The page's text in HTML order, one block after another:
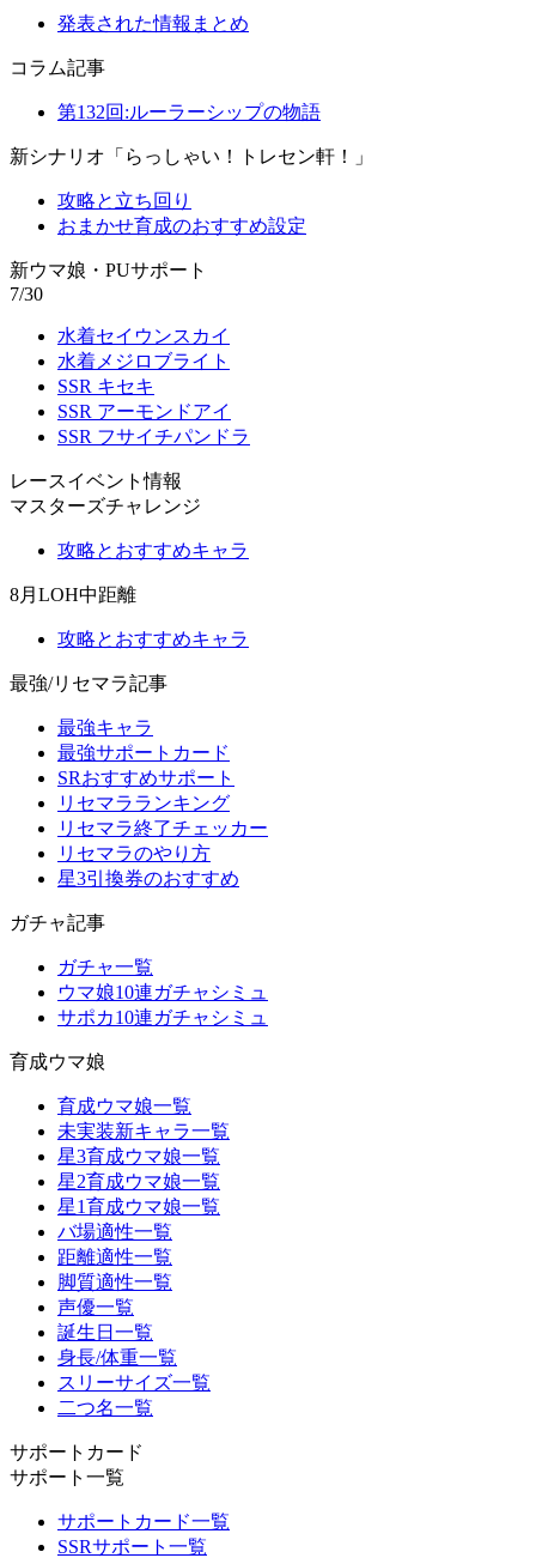
発表された情報まとめ
コラム記事
第132回:ルーラーシップの物語
新シナリオ「らっしゃい！トレセン軒！」
攻略と立ち回り
おまかせ育成のおすすめ設定
新ウマ娘・PUサポート
7/30
水着セイウンスカイ
水着メジロブライト
SSR キセキ
SSR アーモンドアイ
SSR フサイチパンドラ
レースイベント情報
マスターズチャレンジ
攻略とおすすめキャラ
8月LOH中距離
攻略とおすすめキャラ
最強/リセマラ記事
最強キャラ
最強サポートカード
SRおすすめサポート
リセマラランキング
リセマラ終了チェッカー
リセマラのやり方
星3引換券のおすすめ
ガチャ記事
ガチャ一覧
ウマ娘10連ガチャシミュ
サポカ10連ガチャシミュ
育成ウマ娘
育成ウマ娘一覧
未実装新キャラ一覧
星3育成ウマ娘一覧
星2育成ウマ娘一覧
星1育成ウマ娘一覧
バ場適性一覧
距離適性一覧
脚質適性一覧
声優一覧
誕生日一覧
身長/体重一覧
スリーサイズ一覧
二つ名一覧
サポートカード
サポート一覧
サポートカード一覧
SSRサポート一覧